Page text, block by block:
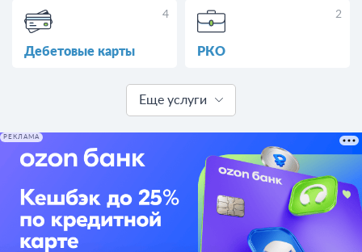
4
Дебетовые карты
2
РКО
Еще услуги
РЕКЛАМА